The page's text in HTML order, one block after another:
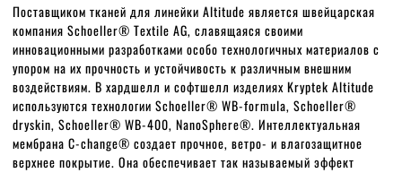
Поставщиком тканей для линейки Altitude является швейцарская
компания Schoeller® Textile AG, славящаяся своими
инновационными разработками особо технологичных материалов с
упором на их прочность и устойчивость к различным внешним
воздействиям. В хардшелл и софтшелл изделиях Kryptek Altitude
используются технологии Schoeller® WB-formula, Schoeller®
dryskin, Schoeller® WB-400, NanoSphere®. Интеллектуальная
мембрана C-change® создает прочное, ветро- и влагозащитное
верхнее покрытие. Она обеспечивает так называемый эффект